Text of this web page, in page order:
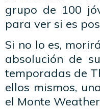
grupo de 100
para ver si es
Si no lo es,
absolución de
temporadas de
ellos mismos,
el Monte